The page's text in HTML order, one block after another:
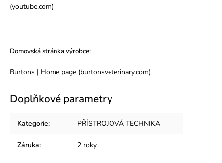
(youtube.com)
Domovská stránka výrobce:
Burtons | Home page (burtonsveterinary.com)
Doplňkové parametry
Kategorie: PŘÍSTROJOVÁ TECHNIKA
Záruka: 2 roky